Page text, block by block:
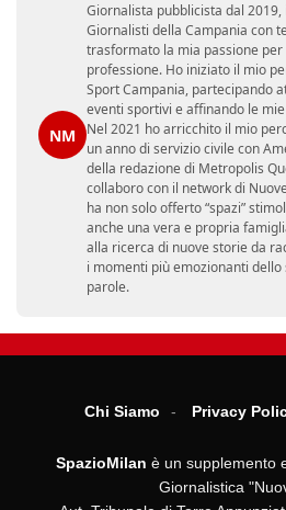
NM
Giornalista pubblicista dal 2019,
Giornalisti della Campania con
trasformato la mia passione
professione. Ho iniziato il mio
Sport Campania, partecipando
eventi sportivi e affinando le
Nel 2021 ho arricchito il mio
un anno di servizio civile con
della redazione di Metropolis
collaboro con il network di
ha non solo offerto “spazi”
anche una vera e propria
alla ricerca di nuove storie da
i momenti più emozionanti
parole.
Chi Siamo Privacy
SpazioMilan è un supplemento
Giornalistica